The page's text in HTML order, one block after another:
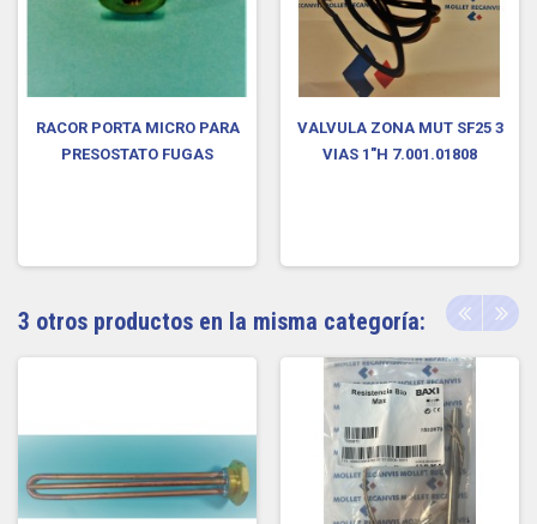
RACOR PORTA MICRO PARA
PRESOSTATO FUGAS
VALVULA ZONA MUT SF25 3
VIAS 1"H 7.001.01808
3 otros productos en la misma categoría: